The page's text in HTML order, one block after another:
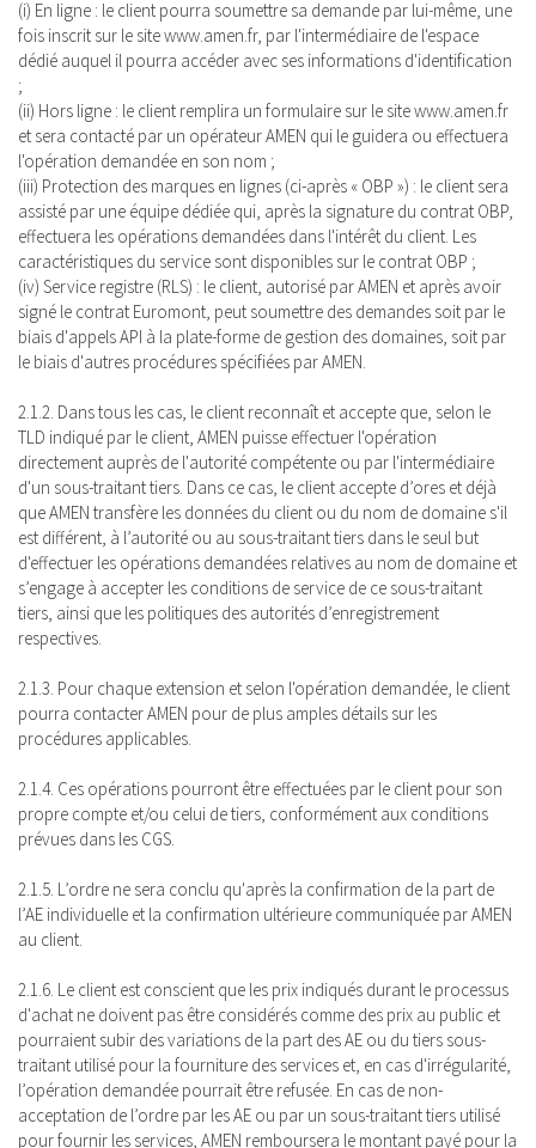
(i) En ligne : le client pourra soumettre sa demande par lui-même, une
fois inscrit sur le site www.amen.fr, par l'intermédiaire de l'espace
dédié auquel il pourra accéder avec ses informations d'identification
;
(ii) Hors ligne : le client remplira un formulaire sur le site www.amen.fr
et sera contacté par un opérateur AMEN qui le guidera ou effectuera
l'opération demandée en son nom ;
(iii) Protection des marques en lignes (ci-après « OBP ») : le client sera
assisté par une équipe dédiée qui, après la signature du contrat OBP,
effectuera les opérations demandées dans l'intérêt du client. Les
caractéristiques du service sont disponibles sur le contrat OBP ;
(iv) Service registre (RLS) : le client, autorisé par AMEN et après avoir
signé le contrat Euromont, peut soumettre des demandes soit par le
biais d'appels API à la plate-forme de gestion des domaines, soit par
le biais d'autres procédures spécifiées par AMEN.
2.1.2. Dans tous les cas, le client reconnaît et accepte que, selon le
TLD indiqué par le client, AMEN puisse effectuer l'opération
directement auprès de l'autorité compétente ou par l'intermédiaire
d'un sous-traitant tiers. Dans ce cas, le client accepte d’ores et déjà
que AMEN transfère les données du client ou du nom de domaine s'il
est différent, à l’autorité ou au sous-traitant tiers dans le seul but
d'effectuer les opérations demandées relatives au nom de domaine et
s’engage à accepter les conditions de service de ce sous-traitant
tiers, ainsi que les politiques des autorités d’enregistrement
respectives.
2.1.3. Pour chaque extension et selon l'opération demandée, le client
pourra contacter AMEN pour de plus amples détails sur les
procédures applicables.
2.1.4. Ces opérations pourront être effectuées par le client pour son
propre compte et/ou celui de tiers, conformément aux conditions
prévues dans les CGS.
2.1.5. L’ordre ne sera conclu qu'après la confirmation de la part de
l’AE individuelle et la confirmation ultérieure communiquée par AMEN
au client.
2.1.6. Le client est conscient que les prix indiqués durant le processus
d'achat ne doivent pas être considérés comme des prix au public et
pourraient subir des variations de la part des AE ou du tiers sous-
traitant utilisé pour la fourniture des services et, en cas d'irrégularité,
l’opération demandée pourrait être refusée. En cas de non-
acceptation de l’ordre par les AE ou par un sous-traitant tiers utilisé
pour fournir les services, AMEN remboursera le montant payé pour la